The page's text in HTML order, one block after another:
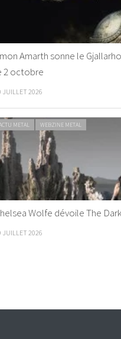
Amarth sonne le
2 octobre
JUILLET 2026
METAL WEBZINE METAL
Wolfe dévoile The Dark
JUILLET 2026